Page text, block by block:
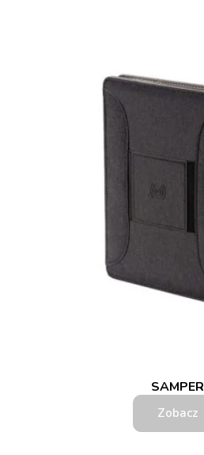
SAMPER
Zobacz